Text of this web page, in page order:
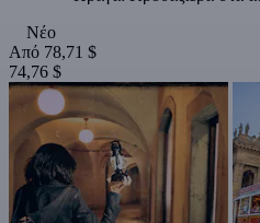
Νέο
Από 78,71 $
74,76 $